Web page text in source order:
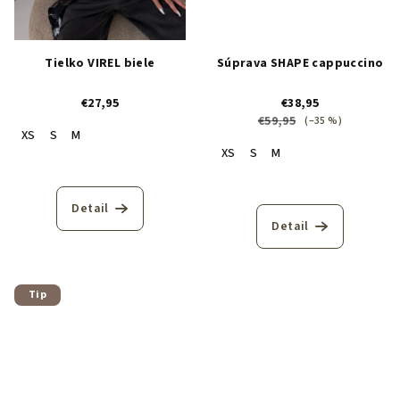
Tielko VIREL biele
€27,95
XS
S M
Detail
Súprava SHAPE cappuccino
€38,95
€59,95 (–35 %)
XS S M
Detail
Tip